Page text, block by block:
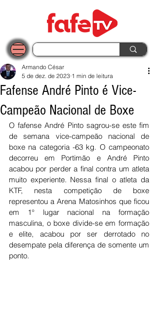
Fafense André Pinto é Vice-
Campeão Nacional de Boxe
Armando César
5 de dez. de 2023 1 min de leitura
O fafense André Pinto sagrou-se este fim
de semana vice-campeão nacional de
boxe na categoria -63 kg. O campeonato
decorreu em Portimão e André Pinto
acabou por perder a final contra um atleta
muito experiente. Nessa final o atleta da
KTF, nesta competição de boxe
representou a Arena Matosinhos que ficou
em 1° lugar nacional na formação
masculina, o boxe divide-se em formação
e elite, acabou por ser derrotado no
desempate pela diferença de somente um
ponto.